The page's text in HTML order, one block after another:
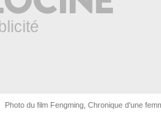
Photo du film Fengming, Chronique d'une